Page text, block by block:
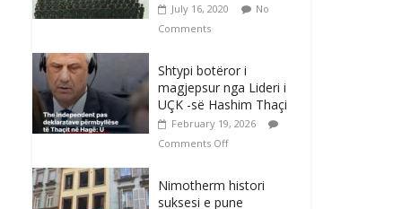
July 16, 2020
No
Comments
Shtypi botëror i
magjepsur nga Lideri i
UÇK -së Hashim Thaçi
February 19, 2026
Comments Off
Nimotherm histori
suksesi e pune